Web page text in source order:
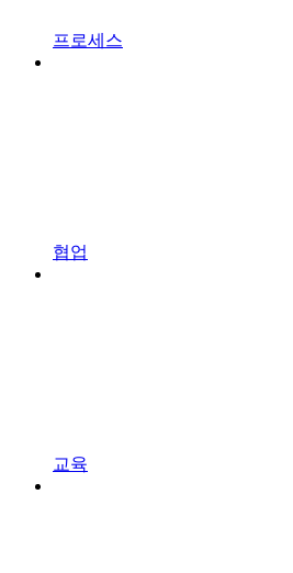
프로세스
협업
교육